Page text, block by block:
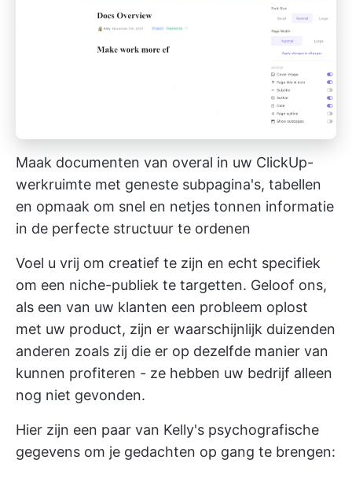
Maak documenten van overal in uw ClickUp-
werkruimte met geneste subpagina's, tabellen
en opmaak om snel en netjes tonnen informatie
in de perfecte structuur te ordenen
Voel u vrij om creatief te zijn en echt specifiek
om een niche-publiek te targetten. Geloof ons,
als een van uw klanten een probleem oplost
met uw product, zijn er waarschijnlijk duizenden
anderen zoals zij die er op dezelfde manier van
kunnen profiteren - ze hebben uw bedrijf alleen
nog niet gevonden.
Hier zijn een paar van Kelly's psychografische
gegevens om je gedachten op gang te brengen: